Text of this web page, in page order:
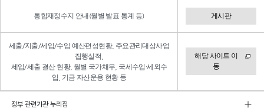
통합재정수지 안내(월별 발표 통계 등) 게시판
세출/지출/세입/수입 예산편성현황, 주요관리대상사업
집행실적,
세입/세출 결산 현황, 월별 국가채무, 국세수입·세외수
입, 기금 자산운용 현황 등
해당 사이트 이
동
정부 관련기관 누리집